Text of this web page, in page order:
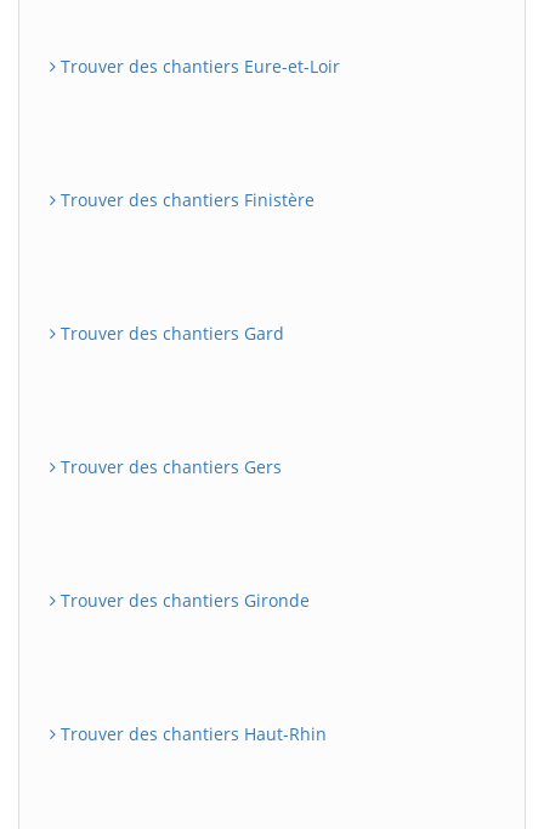
Trouver des chantiers Eure-et-Loir
Trouver des chantiers Finistère
Trouver des chantiers Gard
Trouver des chantiers Gers
Trouver des chantiers Gironde
Trouver des chantiers Haut-Rhin